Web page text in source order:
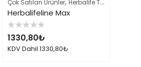
Çok Satılan Ürünler, Herbalife Takviye Edici Gıdalar
Herbalifeline Max
5
üzerinden
0
oy
1330,80₺
KDV Dahil 1330,80₺